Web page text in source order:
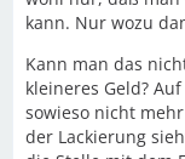
kann. Nur wozu
Kann man das
kleineres Geld?
sowieso nicht
der Lackierung